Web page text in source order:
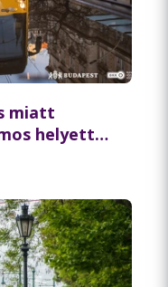
miatt
helyett